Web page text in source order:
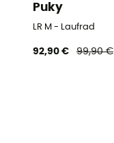
Puky
LR M - Laufrad
92,90 € 99,90 €